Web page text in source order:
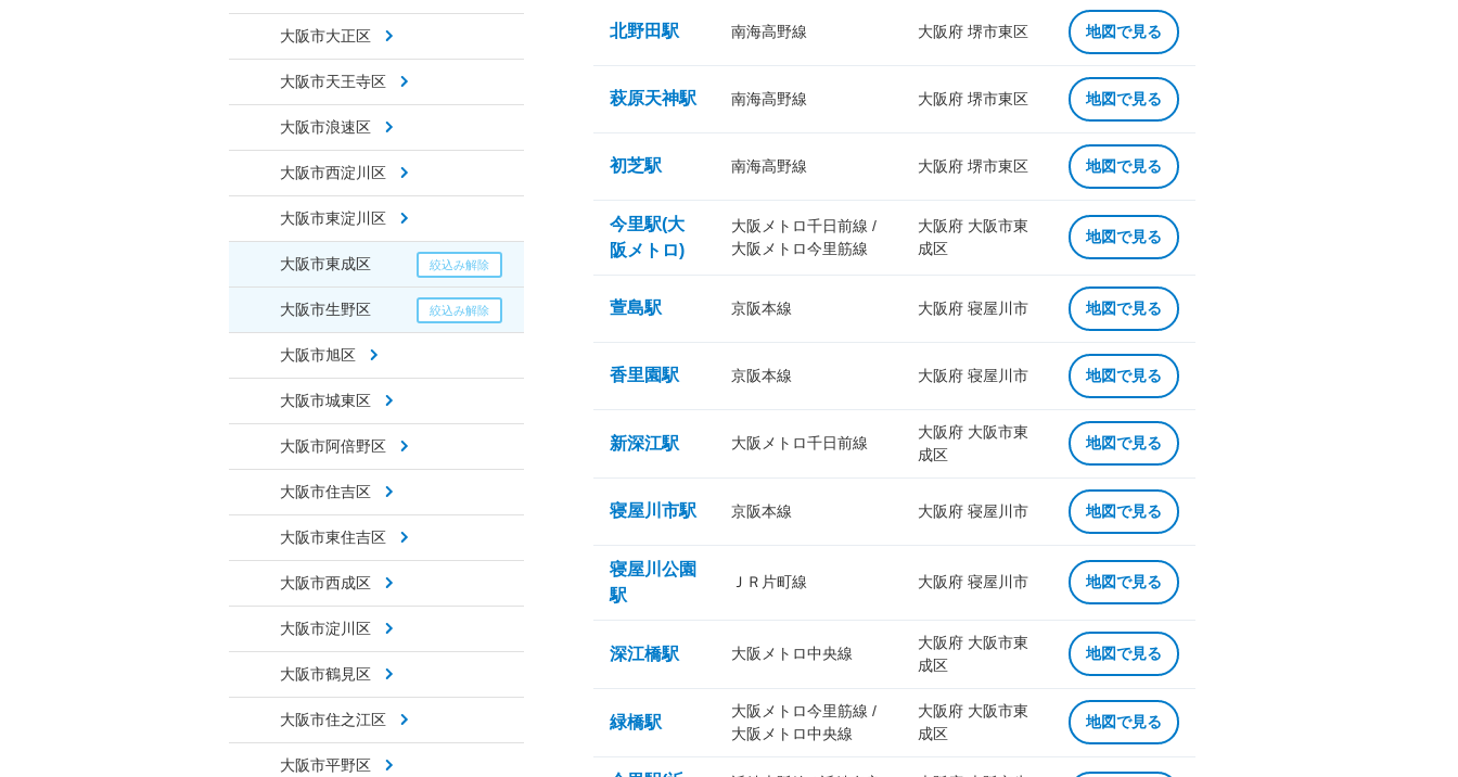
大阪市大正区
大阪市天王寺区
大阪市浪速区
大阪市西淀川区
大阪市東淀川区
大阪市東成区
大阪市生野区
大阪市旭区
大阪市城東区
大阪市阿倍野区
大阪市住吉区
大阪市東住吉区
大阪市西成区
大阪市淀川区
大阪市鶴見区
大阪市住之江区
大阪市平野区
北野田駅 南海高野線 大阪府 堺市東区 地図で見る
萩原天神駅 南海高野線 大阪府 堺市東区 地図で見る
初芝駅 南海高野線 大阪府 堺市東区 地図で見る
今里駅(大
阪メトロ)
大阪メトロ千日前線 /
大阪メトロ今里筋線
大阪府 大阪市東
成区
地図で見る
萱島駅 京阪本線 大阪府 寝屋川市 地図で見る
香里園駅 京阪本線 大阪府 寝屋川市 地図で見る
新深江駅 大阪メトロ千日前線
大阪府 大阪市東
成区
地図で見る
寝屋川市駅 京阪本線 大阪府 寝屋川市 地図で見る
寝屋川公園
駅
ＪＲ片町線 大阪府 寝屋川市 地図で見る
深江橋駅 大阪メトロ中央線
大阪府 大阪市東
成区
地図で見る
緑橋駅
大阪メトロ今里筋線 /
大阪メトロ中央線
大阪府 大阪市東
成区
地図で見る